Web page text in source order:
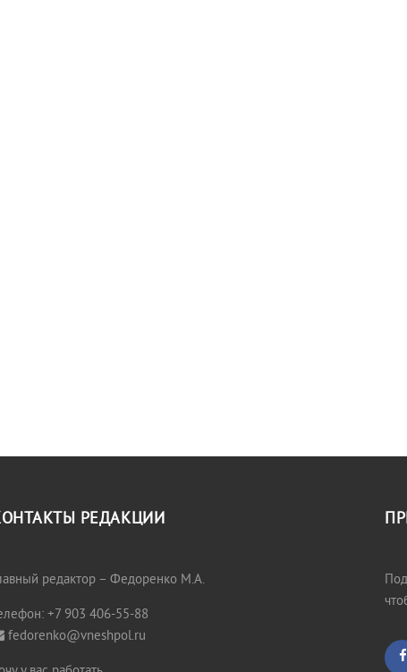
РЕДАКЦИИ
редактор – Федоренко М.А.
+7 903 406-55-88
fedorenko@vneshpol.ru